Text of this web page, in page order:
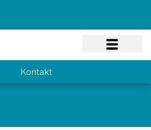
Kontakt